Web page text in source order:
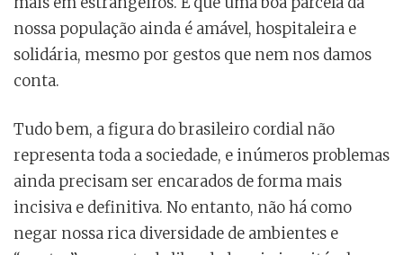
nossa população ainda é amável, hospitaleira e
solidária, mesmo por gestos que nem nos damos
conta.
Tudo bem, a figura do brasileiro cordial não
representa toda a sociedade, e inúmeros problemas
ainda precisam ser encarados de forma mais
incisiva e definitiva. No entanto, não há como
negar nossa rica diversidade de ambientes e